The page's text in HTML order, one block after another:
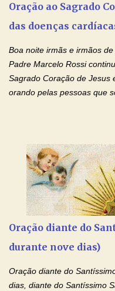
se encontram
droga. Senhor, Pai
drogas, c...
Oração ao Sagrado
das doenças
Boa noite irmãs e irmãos
Padre Marcelo Rossi
Sagrado Coração de Jesus
orando pelas pessoas que
esta abençoada semana
Momento de Fé, vamos
orações com o Padre
tenha fé, creia firmemente
Kairós aconteça em sua
Mensagem do Padre
quarta feira, vamos orar
IMACULADO CORAÇÃO
Oração diante do
durante nove dias)
Oração diante do
dias, diante do Santíssimo